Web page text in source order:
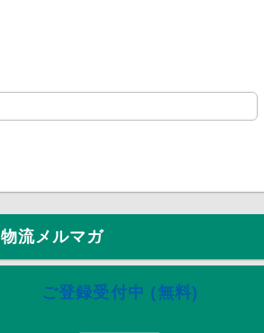
物流メルマガ
ご登録受付中 (無料)